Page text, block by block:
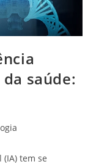
saúde:
tem se